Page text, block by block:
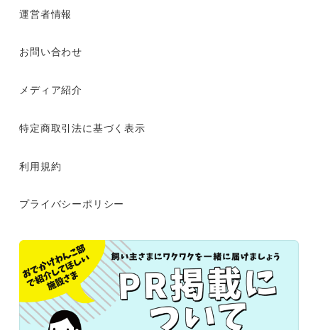
運営者情報
お問い合わせ
メディア紹介
特定商取引法に基づく表示
利用規約
プライバシーポリシー